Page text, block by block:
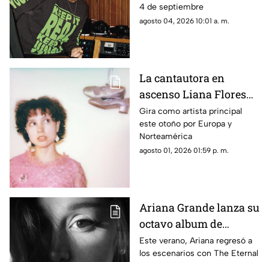
4 de septiembre
agosto 04, 2026 10:01 a. m.
La cantautora en
ascenso Liana Flores
anuncia su nuevo EP
'And So It Goes'
Gira como artista principal
este otoño por Europa y
Norteamérica
agosto 01, 2026 01:59 p. m.
Ariana Grande lanza su
octavo album de
estudio "Petal" ya
disponible
Este verano, Ariana regresó a
los escenarios con The Eternal